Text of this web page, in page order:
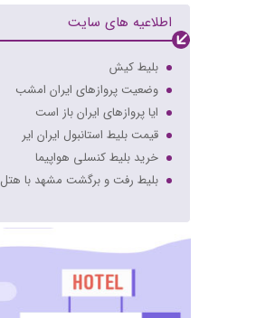
اطلاعیه های سایت
رزرو تور داخلی و خارجی
برقراری مجدد پروازهای دبی
بلیط کیش
وضعیت پروازهای ایران امشب
ایا پروازهای ایران باز است
قیمت بلیط استانبول ایران ایر
خرید بلیط کنسلی هواپیما
بلیط رفت و برگشت مشهد با هتل
بلیط هواپیما بندرعباس